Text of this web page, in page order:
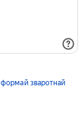
формай зваротнай